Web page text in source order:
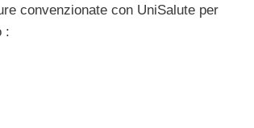
convenzionate con UniSalute per
: